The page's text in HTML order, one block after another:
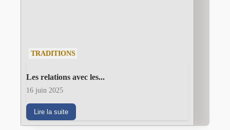
TRADITIONS
Les relations avec les...
16 juin 2025
Lire la suite